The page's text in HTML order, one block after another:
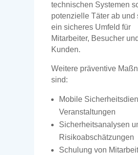
technischen Systemen
potenzielle Täter ab und
ein sicheres Umfeld für
Mitarbeiter, Besucher und
Kunden.
Weitere präventive
sind:
Mobile
Veranstaltungen
Sicherheitsanalysen
Risikoabschätzungen
Schulung von